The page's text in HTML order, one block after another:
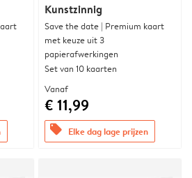
Kunstzinnig
Save the date | Premium kaart
met keuze uit 3
papierafwerkingen
Set van 10 kaarten
Vanaf
€ 11,99
offers Elke dag lage prijzen